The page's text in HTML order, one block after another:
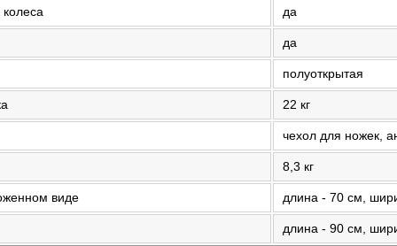
да
да
полуоткрытая
22 кг
чехол для ножек,
8,3 кг
виде длина - 70 см,
длина - 90 см,